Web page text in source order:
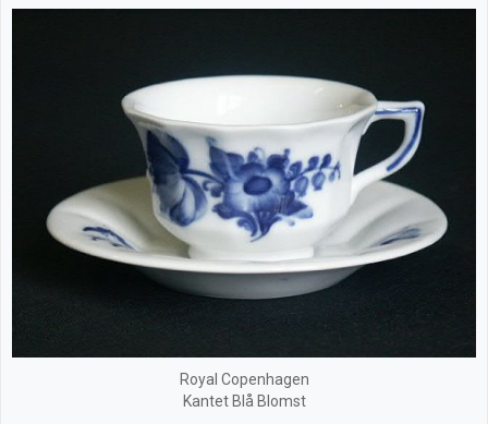
Royal Copenhagen
Kantet Blå Blomst